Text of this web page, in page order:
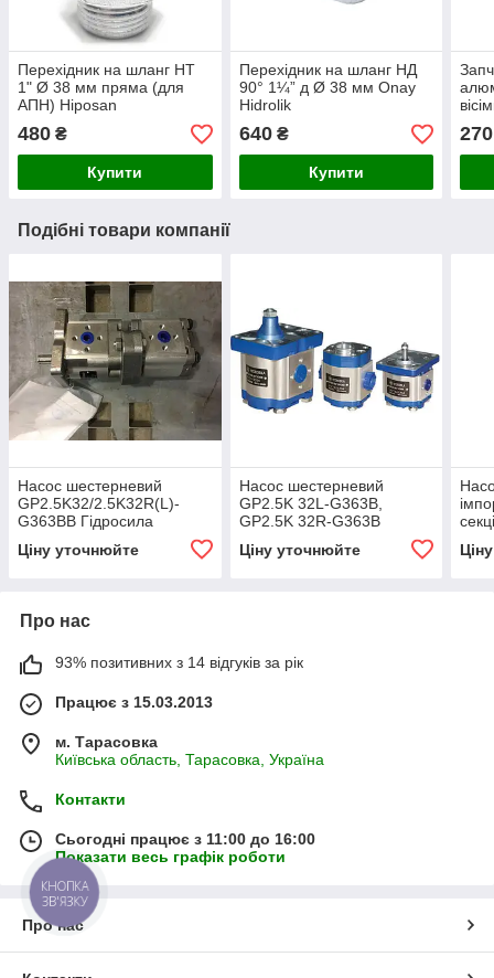
Перехідник на шланг НТ
1" Ø 38 мм пряма (для
АПН) Hiposan
480 ₴
Купити
Перехідник на шланг НД
90° 1¼” д Ø 38 мм Onay
Hidrolik
640₴
Купити
270
Подібні товари компанії
Насос шестерневий
GP2.5K32/2.5K32R(L)-
G363BB Гідросила
Ціну уточнюйте
Насос шестерневий
GP2.5K 32L-G363B,
GP2.5K 32R-G363B
Ціну уточнюйте
F-TJ
Про нас
93% позитивних з 14 відгуків за рік
Працює з 15.03.2013
м. Тарасовка
Київська область, Тарасовка, Україна
Контакти
Сьогодні працює з 11:00 до 16:00
Показати весь графік роботи
Про нас
КНОПКА
ЗВ'ЯЗКУ